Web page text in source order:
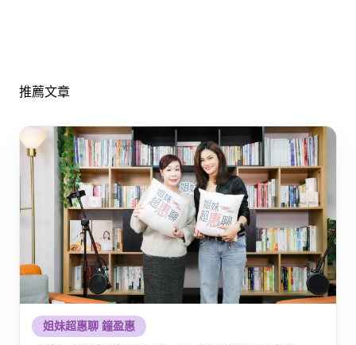
推薦文章
姐妹超惠聊 鐘盈惠